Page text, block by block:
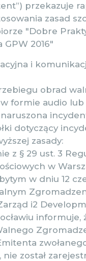
przekazuje
zasad
"Dobre
2016"
i
obrad
formie audio lub
naruszona
dotyczący
zasady:
z § 29 ust. 3
w
w dniu 12
i2
informuje,
nie został